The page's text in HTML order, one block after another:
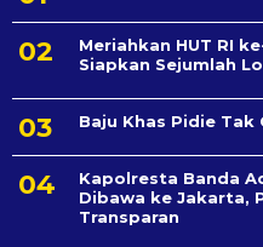
Meriahkan HUT RI
Siapkan Sejumlah
Baju Khas Pidie
Kapolresta Banda
Dibawa ke Jakarta,
Transparan